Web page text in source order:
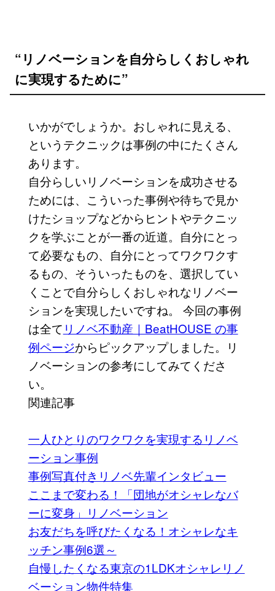
“リノベーションを自分らしくおしゃれ
に実現するために”
いかがでしょうか。おしゃれに見える、
というテクニックは事例の中にたくさん
あります。
自分らしいリノベーションを成功させる
ためには、こういった事例や待ちで見か
けたショップなどからヒントやテクニッ
クを学ぶことが一番の近道。自分にとっ
て必要なもの、自分にとってワクワクす
るもの、そういったものを、選択してい
くことで自分らしくおしゃれなリノベー
ションを実現したいですね。 今回の事例
は全て リノベ不動産｜BeatHOUSE の事
例ページからピックアップしました。リ
ノベーションの参考にしてみてくださ
い。
関連記事
一人ひとりのワクワクを実現するリノベ
ーション事例
事例写真付きリノベ先輩インタビュー
ここまで変わる！「団地がオシャレなバ
ーに変身」リノベーション
お友だちを呼びたくなる！オシャレなキ
ッチン事例6選～
自慢したくなる東京の1LDKオシャレリノ
ベーション物件特集